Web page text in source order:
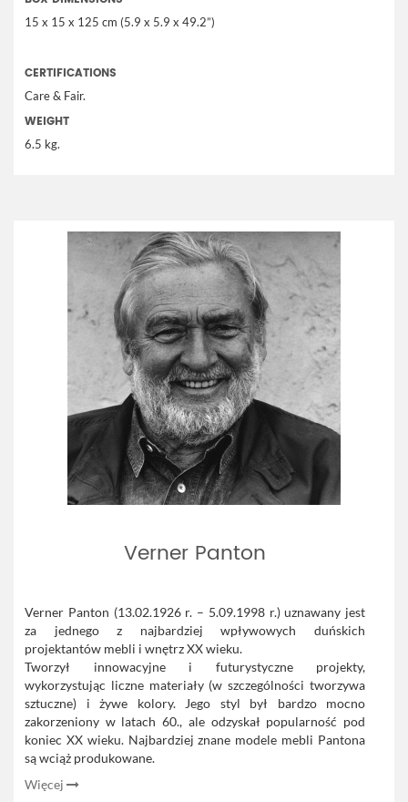
15 x 15 x 125 cm (5.9 x 5.9 x 49.2”)
CERTIFICATIONS
Care & Fair.
WEIGHT
6.5 kg.
Verner Panton
Verner Panton (13.02.1926 r. – 5.09.1998 r.) uznawany jest
za jednego z najbardziej wpływowych duńskich
projektantów mebli i wnętrz XX wieku.
Tworzył innowacyjne i futurystyczne projekty,
wykorzystując liczne materiały (w szczególności tworzywa
sztuczne) i żywe kolory. Jego styl był bardzo mocno
zakorzeniony w latach 60., ale odzyskał popularność pod
koniec XX wieku. Najbardziej znane modele mebli Pantona
są wciąż produkowane.
Więcej